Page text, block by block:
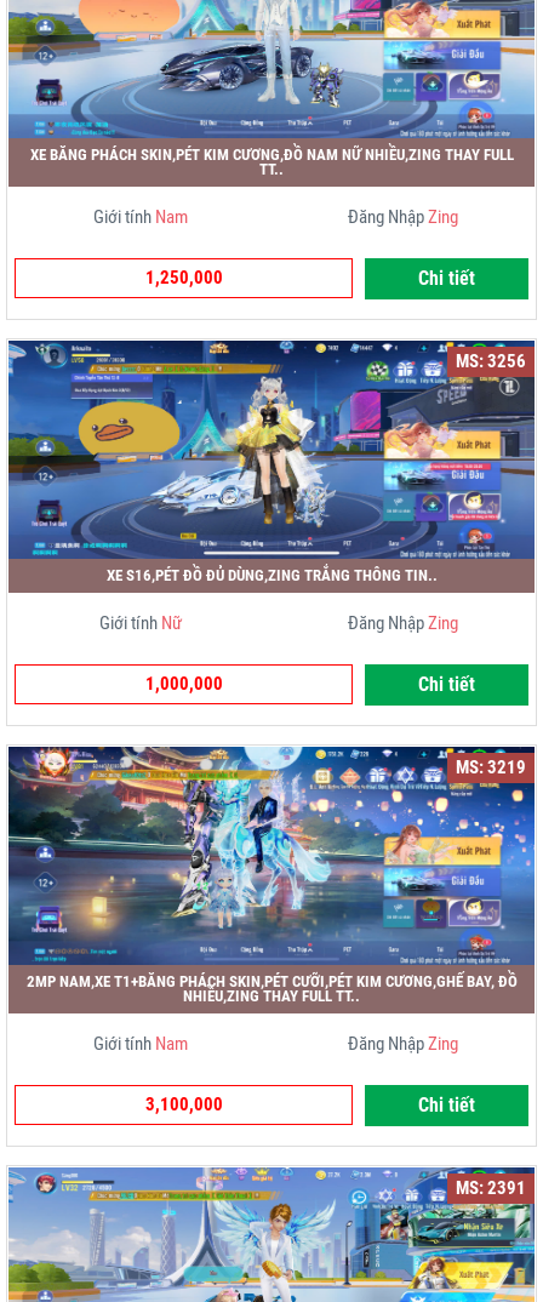
XE BĂNG PHÁCH SKIN,PÉT KIM CƯƠNG,ĐỒ NAM NỮ NHIỀU,ZING THAY FULL
TT..
Giới tính Nam Đăng NhậpZing
1,250,000 Chi tiết
MS: 3256
XE S16,PÉT ĐỒ ĐỦ DÙNG,ZING TRẮNG THÔNG TIN..
Giới tính Nữ Đăng NhậpZing
1,000,000 Chi tiết
MS: 3219
2MP NAM,XE T1+BĂNG PHÁCH SKIN,PÉT CƯỠI,PÉT KIM CƯƠNG,GHẾ BAY, ĐỒ
NHIỀU,ZING THAY FULL TT..
Giới tính Nam Đăng NhậpZing
3,100,000 Chi tiết
MS: 2391